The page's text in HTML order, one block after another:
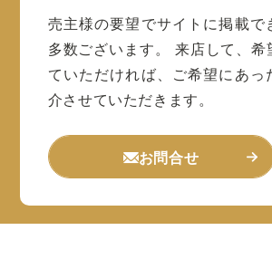
売主様の要望でサイトに掲載で
多数ございます。
来店して、希
ていただければ、ご希望にあっ
介させていただきます。
お問合せ